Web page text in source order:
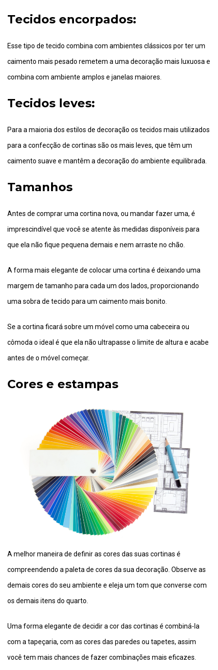
Tecidos encorpados:
Esse tipo de tecido combina com ambientes clássicos por ter um
caimento mais pesado remetem a uma decoração mais luxuosa e
combina com ambiente amplos e janelas maiores.
Tecidos leves:
Para a maioria dos estilos de decoração os tecidos mais utilizados
para a confecção de cortinas são os mais leves, que têm um
caimento suave e mantêm a decoração do ambiente equilibrada.
Tamanhos
Antes de comprar uma cortina nova, ou mandar fazer uma, é
imprescindível que você se atente às medidas disponíveis para
que ela não fique pequena demais e nem arraste no chão.
A forma mais elegante de colocar uma cortina é deixando uma
margem de tamanho para cada um dos lados, proporcionando
uma sobra de tecido para um caimento mais bonito.
Se a cortina ficará sobre um móvel como uma cabeceira ou
cômoda o ideal é que ela não ultrapasse o limite de altura e acabe
antes de o móvel começar.
Cores e estampas
A melhor maneira de definir as cores das suas cortinas é
compreendendo a paleta de cores da sua decoração. Observe as
demais cores do seu ambiente e eleja um tom que converse com
os demais itens do quarto.
Uma forma elegante de decidir a cor das cortinas é combiná-la
com a tapeçaria, com as cores das paredes ou tapetes, assim
você tem mais chances de fazer combinações mais eficazes.